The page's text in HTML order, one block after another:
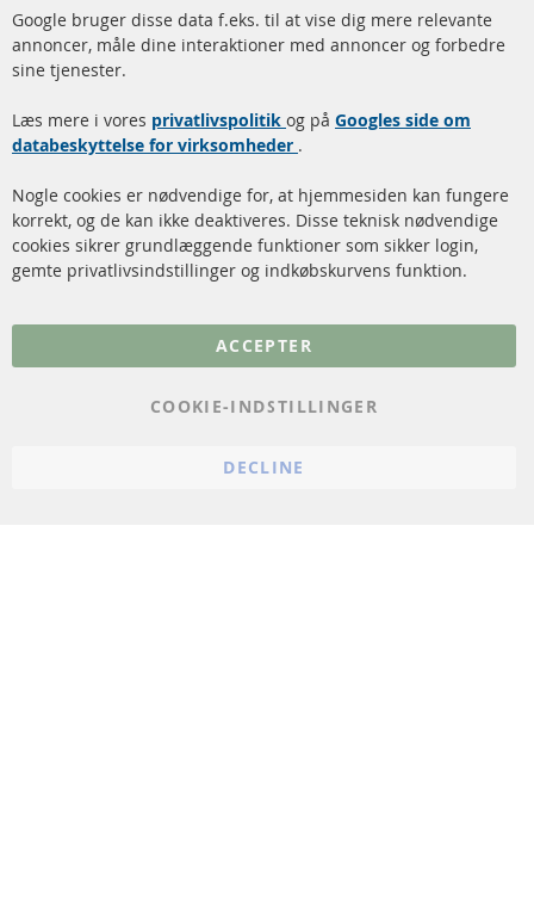
Dieselpartikelfilter (DPF)
rengøring
Katalysator (KAT)
Sensorer
FAQ
Betalingsmetoder
Kontakt
Google bruger disse data f.eks. til at vise dig mere relevante
annoncer, måle dine interaktioner med annoncer og forbedre
sine tjenester.
Læs mere i vores privatlivspolitik og på Googles side om
databeskyttelse for virksomheder .
Nogle cookies er nødvendige for, at hjemmesiden kan fungere
korrekt, og de kan ikke deaktiveres. Disse teknisk nødvendige
cookies sikrer grundlæggende funktioner som sikker login,
gemte privatlivsindstillinger og indkøbskurvens funktion.
ACCEPTER
COOKIE-INDSTILLINGER
DECLINE